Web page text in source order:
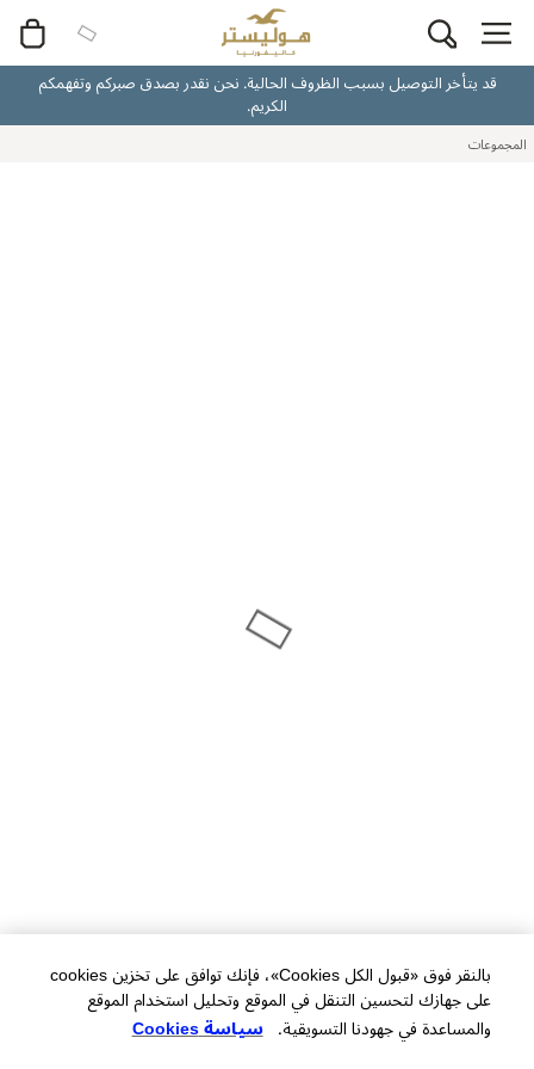
بالنقر فوق «قبول الكل Cookies»، فإنك توافق على تخزين cookies
على جهازك لتحسين التنقل في الموقع وتحليل استخدام الموقع
والمساعدة في جهودنا التسويقية. سياسة Cookies
قد يتأخر التوصيل بسبب الظروف الحالية. نحن نقدر بصدق صبركم وتفهمكم
الكريم.
المجموعات